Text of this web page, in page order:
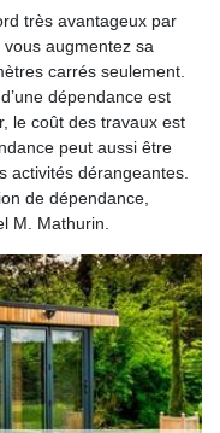
très avantageux par
augmentez sa
carrés seulement.
dépendance est
le coût des travaux est
peut aussi être
activités dérangeantes.
de dépendance,
M. Mathurin.